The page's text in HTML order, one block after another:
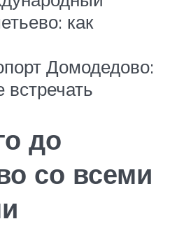
как
Домодедово:
встречать
до
со всеми